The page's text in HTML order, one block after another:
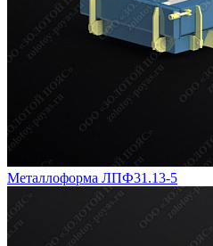
Металлоформа ЛПФ31.13-5